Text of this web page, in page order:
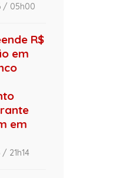
/ 05h00
R$
em
em
21h14